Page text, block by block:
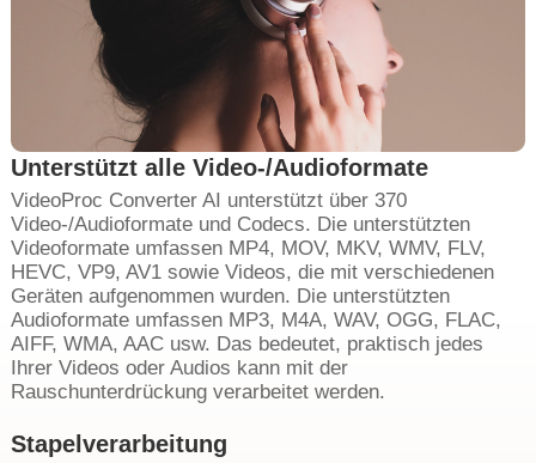
Unterstützt alle Video-/Audioformate
VideoProc Converter AI unterstützt über 370
Video-/Audioformate und Codecs. Die unterstützten
Videoformate umfassen MP4, MOV, MKV, WMV, FLV,
HEVC, VP9, AV1 sowie Videos, die mit verschiedenen
Geräten aufgenommen wurden. Die unterstützten
Audioformate umfassen MP3, M4A, WAV, OGG, FLAC,
AIFF, WMA, AAC usw. Das bedeutet, praktisch jedes
Ihrer Videos oder Audios kann mit der
Rauschunterdrückung verarbeitet werden.
Stapelverarbeitung